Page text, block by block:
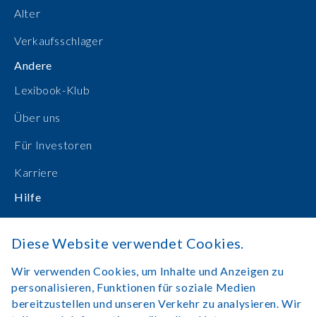
Alter
Verkaufsschlager
Andere
Lexibook-Klub
Über uns
Für Investoren
Karriere
Hilfe
Bedienungsanleitungen
Online einkaufen
Kontakt
Anmelden
Diese Website verwendet Cookies.
Wir verwenden Cookies, um Inhalte und Anzeigen zu
personalisieren, Funktionen für soziale Medien
bereitzustellen und unseren Verkehr zu analysieren. Wir